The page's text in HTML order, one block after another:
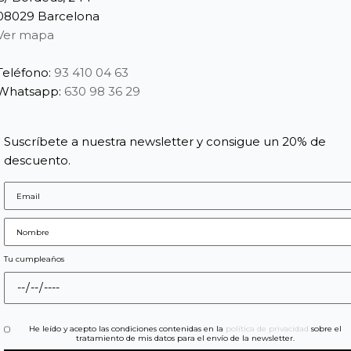
Barcelona
mapa
93 410 04 63
630 98 36 29
Suscríbete a nuestra newsletter y consigue un 20% de
descuento.
Tu cumpleaños
He leído y acepto las condiciones contenidas en la política de privacidad sobre el
tratamiento de mis datos para el envío de la newsletter.